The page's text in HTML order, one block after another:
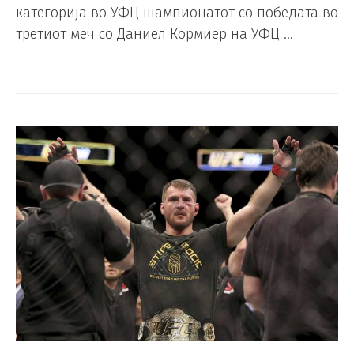
категорија во УФЦ шампионатот со победата во
третиот меч со Даниел Кормиер на УФЦ …